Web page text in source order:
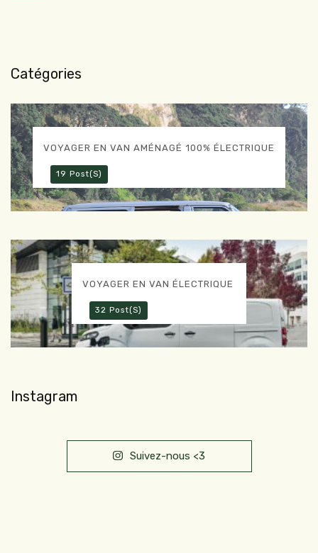
Catégories
VOYAGER EN VAN AMÉNAGÉ 100% ÉLECTRIQUE
19 Post(s)
VOYAGER EN VAN ÉLECTRIQUE
32 Post(s)
Instagram
Suivez-nous <3